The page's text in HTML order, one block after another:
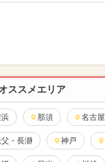
ススメエリア
那須 名古屋
・長瀞 神戸